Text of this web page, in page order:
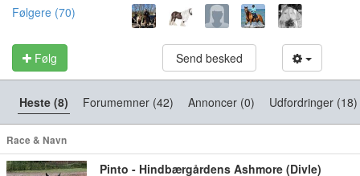
Følgere (70)
Følg Send besked
Heste (8) Forumemner (42) Annoncer (0) Udfordringer (18)
Race & Navn
Pinto - Hindbærgårdens Ashmore (Divle)